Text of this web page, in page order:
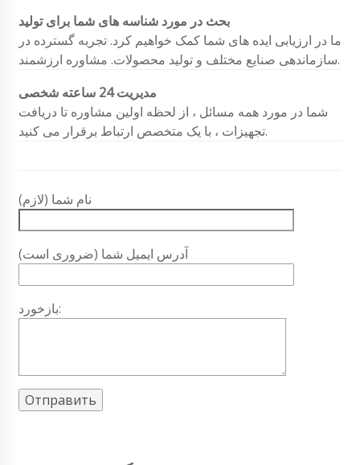
بحث در مورد شناسه های شما برای تولید
ما در ارزیابی ایده های شما کمک خواهیم کرد. تجربه گسترده در
سازماندهی صنایع مختلف و تولید محصولات. مشاوره ارزشمند.
مدیریت 24 ساعته شخصی
شما در مورد همه مسائل ، از لحظه اولین مشاوره تا دریافت
تجهیزات ، با یک متخصص ارتباط برقرار می کنید.
نام شما (لازم)
آدرس ایمیل شما (ضروری است)
بازخورد: